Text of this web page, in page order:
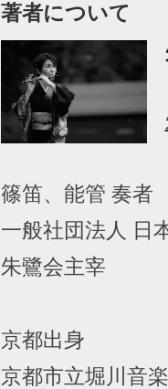
著者について
篠笛、能管 奏
一般社団法人 日
朱鷺会主宰
京都出身
京都市立堀川音